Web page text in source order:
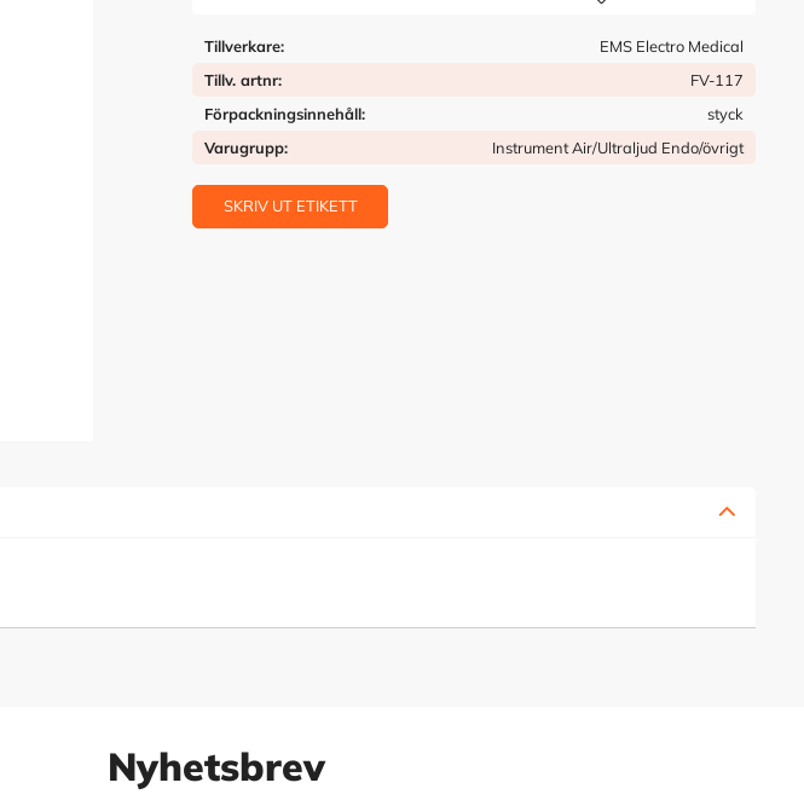
Tillverkare
EMS Electro Medical
Tillv. artnr
FV-117
Förpackningsinnehåll
styck
Varugrupp
Instrument Air/Ultraljud Endo/övrigt
SKRIV UT ETIKETT
Nyhetsbrev